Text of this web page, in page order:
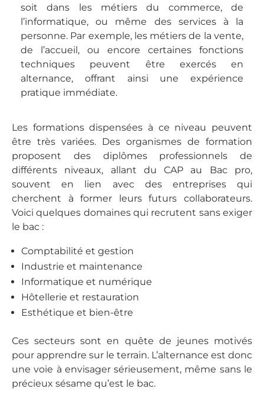
soit dans les métiers du commerce, de
l’informatique, ou même des services à la
personne. Par exemple, les métiers de la vente,
de l’accueil, ou encore certaines fonctions
techniques peuvent être exercés en
alternance, offrant ainsi une expérience
pratique immédiate.
Les formations dispensées à ce niveau peuvent
être très variées. Des organismes de formation
proposent des diplômes professionnels de
différents niveaux, allant du CAP au Bac pro,
souvent en lien avec des entreprises qui
cherchent à former leurs futurs collaborateurs.
Voici quelques domaines qui recrutent sans exiger
le bac :
Comptabilité et gestion
Industrie et maintenance
Informatique et numérique
Hôtellerie et restauration
Esthétique et bien-être
Ces secteurs sont en quête de jeunes motivés
pour apprendre sur le terrain. L’alternance est donc
une voie à envisager sérieusement, même sans le
précieux sésame qu’est le bac.